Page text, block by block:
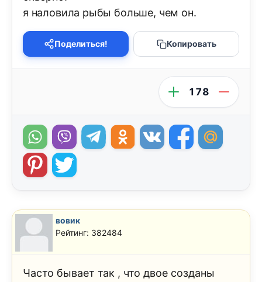
я наловила рыбы больше, чем он.
Поделиться! Копировать
178
вовик
Рейтинг: 382484
Часто бывает так , что двое созданы